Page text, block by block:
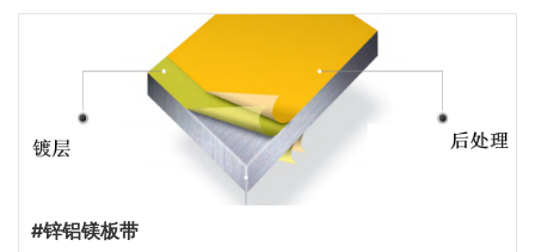
#锌铝镁板带